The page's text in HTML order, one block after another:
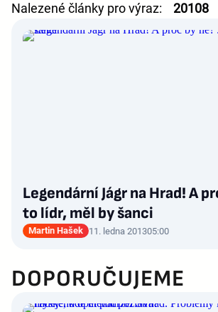
Nalezené články pro výraz: 20108
Legendární Jágr na Hrad! A
to lídr, měl by šanci
Martin Hašek 11. ledna 201305:00
DOPORUČUJEME